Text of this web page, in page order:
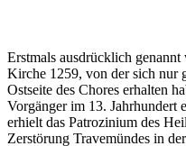
Erstmals ausdrücklich
Kirche 1259, von der sich nur
Ostseite des Chores erhalten
Vorgänger im 13. Jahrhundert
erhielt das Patrozinium des
Zerstörung Travemündes in